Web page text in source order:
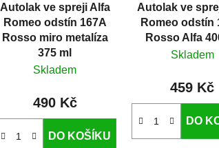
Autolak ve spreji Alfa
Romeo odstín 167A
Rosso miro metalíza
375 ml
Skladem
490 Kč
DO KOŠÍKU
Autolak ve
Romeo odstín
Rosso Alfa
Skladem
459 Kč
DO